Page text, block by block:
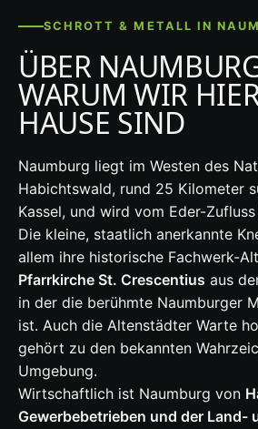
SCHROTT & METALL IN
ÜBER
WARUM WIR
HAUSE SIND
Naumburg liegt im Westen des
Habichtswald, rund 25 Kilometer
Kassel, und wird vom Eder-
Die kleine, staatlich anerkannte
allem ihre historische Fachwerk-
Pfarrkirche St. Crescentius aus
in der die berühmte Naumburger
ist. Auch die Altenstädter Warte
gehört zu den bekannten
Umgebung.
Wirtschaftlich ist Naumburg von
Gewerbebetrieben und der Land-